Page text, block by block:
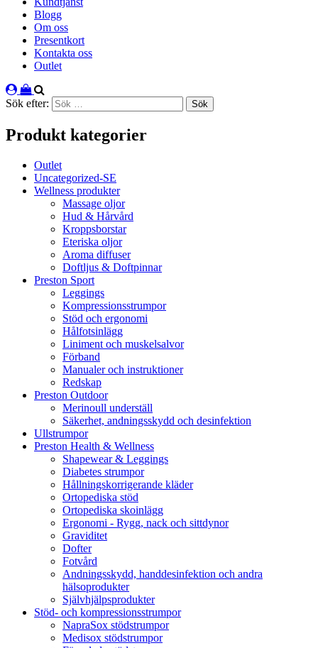
Blogg
Om oss
Presentkort
Kontakta oss
Outlet
Sök efter:
Produkt kategorier
Outlet
Uncategorized-SE
Wellness produkter
Massage oljor
Hud & Hårvård
Kroppsborstar
Eteriska oljor
Aroma diffuser
Doftljus & Doftpinnar
Preston Sport
Leggings
Kompressionsstrumpor
Stöd och ergonomi
Hålfotsinlägg
Liniment och muskelsalvor
Förband
Manualer och instruktioner
Redskap
Preston Outdoor
Merinoull underställ
Säkerhet, andningsskydd och desinfektion
Ullstrumpor
Preston Health & Wellness
Shapewear & Leggings
Diabetes strumpor
Hållningskorrigerande kläder
Ortopediska stöd
Ortopediska skoinlägg
Ergonomi - Rygg, nack och sittdynor
Graviditet
Dofter
Fotvård
Andningsskydd, handdesinfektion och andra
hälsoprodukter
Självhjälpsprodukter
Stöd- och kompressionsstrumpor
NapraSox stödstrumpor
Medisox stödstrumpor